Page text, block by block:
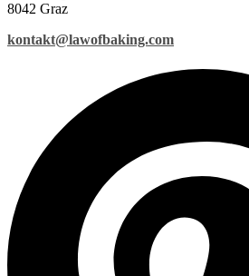
8042 Graz
kontakt@lawofbaking.com